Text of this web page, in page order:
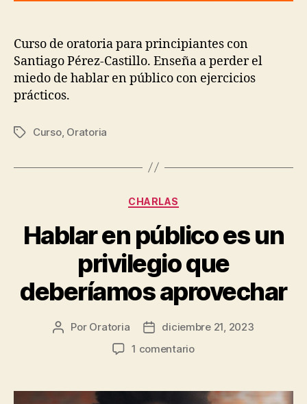
Curso de oratoria para principiantes con
Santiago Pérez-Castillo. Enseña a perder el
miedo de hablar en público con ejercicios
prácticos.
Etiquetas
Curso, Oratoria
Categorías
CHARLAS
Hablar en público es un
privilegio que
deberíamos aprovechar
Autor
Por Oratoria
Fechadiciembre 21, 2023
1 comentarioen
público